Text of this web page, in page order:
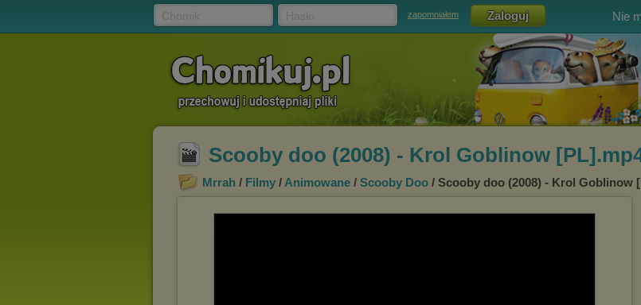
zapomniałem Nie
Scooby doo (2008) - Krol Goblinow
Mrrah / Filmy / Animowane / Scooby Doo / Scooby doo (2008) - Krol Goblinow